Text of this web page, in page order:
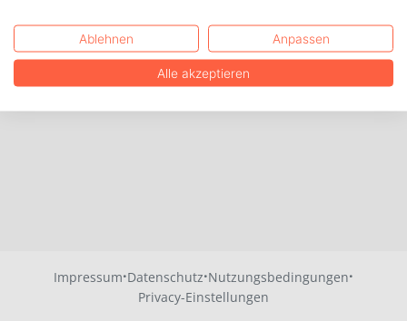
Impressum·Datenschutz·Nutzungsbedingungen·
Privacy-Einstellungen
Ablehnen Anpassen
Alle akzeptieren